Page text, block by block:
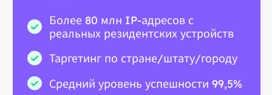
Более 80 млн IP-адресов с
реальных резидентских устройств
Таргетинг по стране/штату/городу
Средний уровень успешности 99,5%